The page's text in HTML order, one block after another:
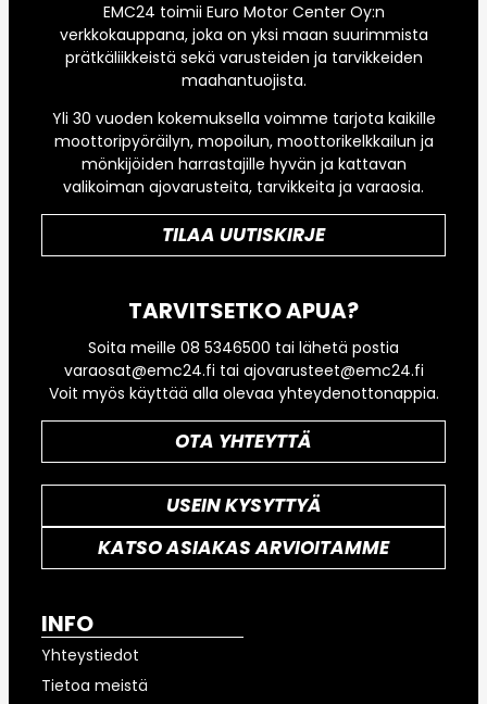
EMC24 toimii Euro Motor Center Oy:n
verkkokauppana, joka on yksi maan suurimmista
prätkäliikkeistä sekä varusteiden ja tarvikkeiden
maahantuojista.
Yli 30 vuoden kokemuksella voimme tarjota kaikille
moottoripyöräilyn, mopoilun, moottorikelkkailun ja
mönkijöiden harrastajille hyvän ja kattavan
valikoiman ajovarusteita, tarvikkeita ja varaosia.
TILAA UUTISKIRJE
TARVITSETKO APUA?
Soita meille 08 5346500 tai lähetä postia
varaosat@emc24.fi tai ajovarusteet@emc24.fi
Voit myös käyttää alla olevaa yhteydenottonappia.
OTA YHTEYTTÄ
USEIN KYSYTTYÄ
KATSO ASIAKAS ARVIOITAMME
INFO
Yhteystiedot
Tietoa meistä